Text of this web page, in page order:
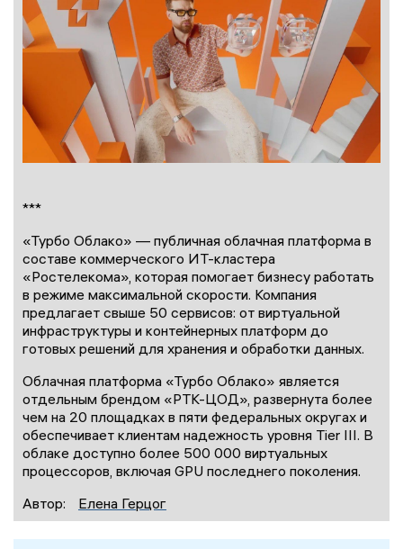
***
«Турбо Облако» — публичная облачная платформа в
составе коммерческого ИТ-кластера
«Ростелекома», которая помогает бизнесу работать
в режиме максимальной скорости. Компания
предлагает свыше 50 сервисов: от виртуальной
инфраструктуры и контейнерных платформ до
готовых решений для хранения и обработки данных.
Облачная платформа «Турбо Облако» является
отдельным брендом «РТК-ЦОД», развернута более
чем на 20 площадках в пяти федеральных округах и
обеспечивает клиентам надежность уровня Tier III. В
облаке доступно более 500 000 виртуальных
процессоров, включая GPU последнего поколения.
Автор:
Елена Герцог